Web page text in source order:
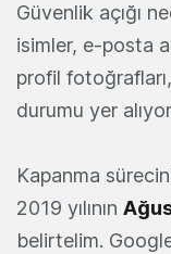
Güvenlik açığı
isimler, e-posta
profil
durumu yer
Kapanma
2019 yılının
belirtelim.